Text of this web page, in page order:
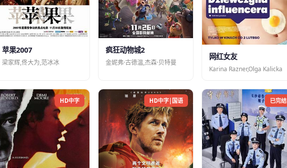
苹果2007
梁家辉,佟大为,范冰冰
疯狂动物城2
金妮弗·古德温,杰森·贝特曼
网红女友
Karina Razner,Olga Kalicka
HD中字 HD中字|国语 已完结